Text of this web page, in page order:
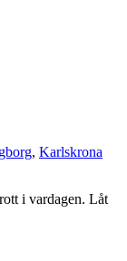
, Karlskrona
i vardagen. Låt